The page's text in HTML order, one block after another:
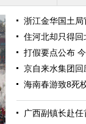
浙江金华国土
住河北却只得
打假要点公布
京自来水集团
海南春游致8死
广西副镇长赴